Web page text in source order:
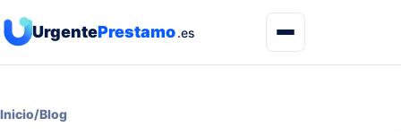
UrgentePrestamo.es
Inicio/Blog